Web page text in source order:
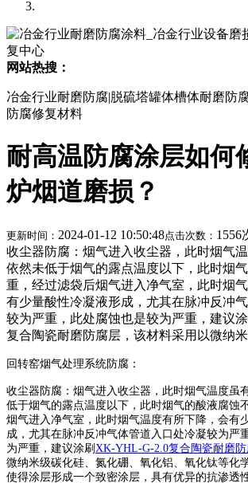
网站热搜：
冶金行业耐磨防腐|脱硫塔罐体槽体耐磨防
防腐修复材料
耐高温防腐涂层如何
炉烟道磨损？
更新时间： 2024-01-12 10:50:48点击次数： 1556
收尘器防腐：烟气进入收尘器，此时烟气
依然未低于烟气的露点温度以下，此时烟
重，经过滤袋后烟气进入净气室，此时烟
有少量酸性冷凝液形成，尤其在脉冲反冲
较为严重，此处腐蚀也是较为严重，建议
复合陶瓷耐磨防腐层，该材料采用以微纳米
回转窑烟气处理系统防腐：
收尘器防腐：烟气进入收尘器，此时烟气温度虽
低于烟气的露点温度以下，此时烟气的酸液腐蚀
烟气进入净气室，此时烟气温度有所下降，会有
成，尤其在脉冲反冲气体管道入口处冷凝较为严
为严重，建议涂刷 XK-YHL-G-2.0复合陶瓷耐磨
微纳米级碳化硅、氮化硼、氧化铝、氧化钛等化
使得涂层形成一个致密涂层，具有优异的抗渗透